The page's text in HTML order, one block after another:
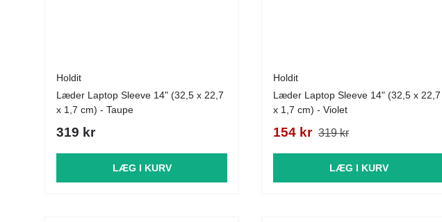
Holdit
Læder Laptop Sleeve 14" (32,5 x 22,7
x 1,7 cm) - Taupe
319 kr
LÆG I KURV
Holdit
Læder Laptop Sleeve 14" (32,5 x 22,7
x 1,7 cm) - Violet
154 kr 319 kr
LÆG I KURV